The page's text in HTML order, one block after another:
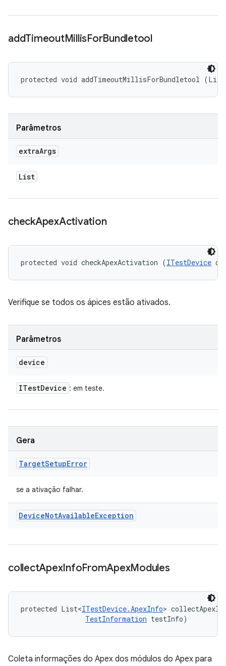
addTimeoutMillisForBundletool
protected void addTimeoutMillisForBundletool
Parâmetros
extraArgs
List
checkApexActivation
protected void checkApexActivation (ITestDevice
Verifique se todos os ápices estão ativados.
Parâmetros
device
ITestDevice : em teste.
Gera
TargetSetupError
se a ativação falhar.
DeviceNotAvailableException
collectApexInfoFromApexModules
protected List<ITestDevice.ApexInfo>
TestInformation testInfo)
Coleta informações do Apex dos módulos do Apex para